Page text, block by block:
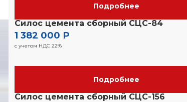
Подробнее
Силос цемента сборный СЦС-84
1 382 000 Р
с учетом НДС 22%
Подробнее
Силос цемента сборный СЦС-156